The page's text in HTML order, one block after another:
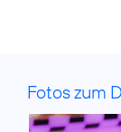
Fotos zum